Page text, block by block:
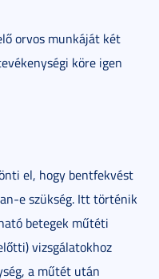
orvos munkáját két
köre igen
el, hogy bentfekvést
e szükség. Itt történik
betegek műtéti
vizsgálatokhoz
a műtét után